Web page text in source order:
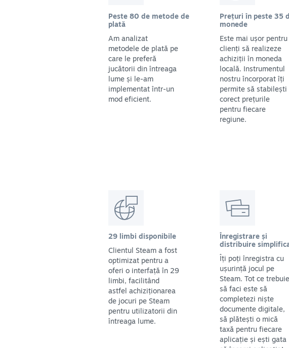
Peste 80 de metode de
plată
Am analizat
metodele de plată pe
care le preferă
jucătorii din întreaga
lume și le-am
implementat într-un
mod eficient.
Prețuri în peste 35
monede
Este mai ușor pentru
clienți să realizeze
achiziții în moneda
locală. Instrumentul
nostru încorporat îți
permite să stabilești
corect prețurile
pentru fiecare
regiune.
29 limbi disponibile
Clientul Steam a fost
optimizat pentru a
oferi o interfață în 29
limbi, facilitând
astfel achiziționarea
de jocuri pe Steam
pentru utilizatorii din
întreaga lume.
Înregistrare și
distribuire
Îți poți înregistra cu
ușurință jocul pe
Steam. Tot ce trebuie
să faci este să
completezi niște
documente digitale,
să plătești o mică
taxă pentru fiecare
aplicație și ești gata